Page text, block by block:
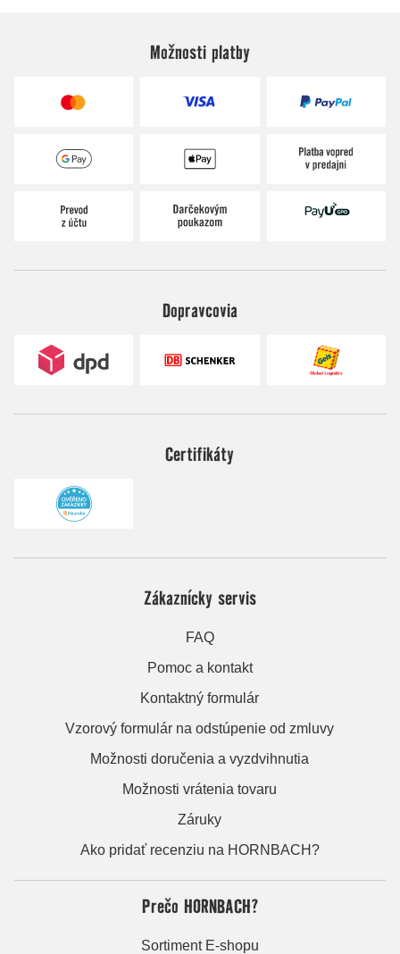
Možnosti platby
Dopravcovia
Certifikáty
Zákaznícky servis
FAQ
Pomoc a kontakt
Kontaktný formulár
Vzorový formulár na odstúpenie od zmluvy
Možnosti doručenia a vyzdvihnutia
Možnosti vrátenia tovaru
Záruky
Ako pridať recenziu na HORNBACH?
Prečo HORNBACH?
Sortiment E-shopu